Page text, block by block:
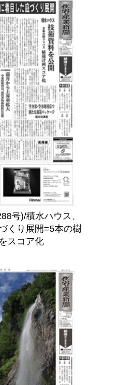
号)/積水ハウス、
くり展開=5本の樹
スコア化